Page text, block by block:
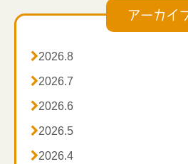
今回は整形外科での典型的なこ
ざ痛」に関しての「知識、評価
た。
査による鑑別を行った上で施術
アーカイ
2026.8
2026.7
2026.6
2026.5
2026.4